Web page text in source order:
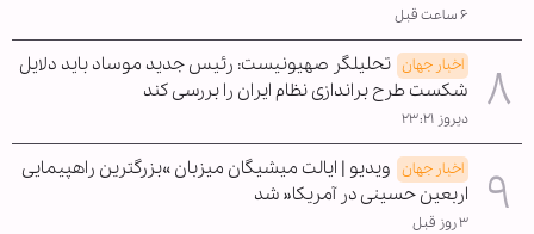
۶ ساعت قبل
اخبار جهان تحلیلگر صهیونیست: رئیس جدید موساد باید دلایل
شکست طرح براندازی نظام ایران را بررسی کند
دیروز ۲۳:۲۱
اخبار جهان ویدیو | ایالت میشیگان میزبان »بزرگترین راهپیمایی
اربعین حسینی در آمریکا« شد
۳ روز قبل